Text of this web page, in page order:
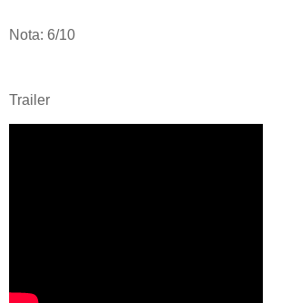
Nota: 6/10
Trailer